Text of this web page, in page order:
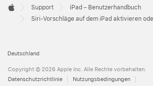
Footer

Apple
Support
iPad – Benutzerhandbuch
Siri-Vorschläge auf dem iPad aktivieren
Deutschland
Copyright © 2026 Apple Inc. Alle Rechte vorbehalten.
Datenschutzrichtlinie
Nutzungsbedingungen